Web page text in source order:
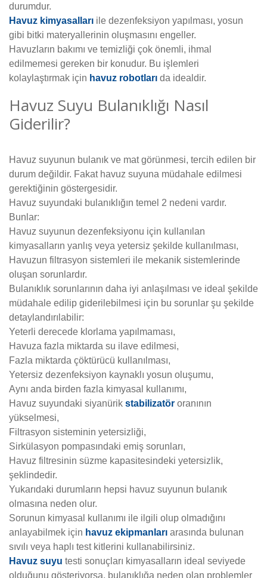
durumdur.
Havuz kimyasalları ile dezenfeksiyon yapılması, yosun
gibi bitki materyallerinin oluşmasını engeller.
Havuzların bakımı ve temizliği çok önemli, ihmal
edilmemesi gereken bir konudur. Bu işlemleri
kolaylaştırmak için havuz robotları da idealdir.
Havuz Suyu Bulanıklığı Nasıl
Giderilir?
Havuz suyunun bulanık ve mat görünmesi, tercih edilen bir
durum değildir. Fakat havuz suyuna müdahale edilmesi
gerektiğinin göstergesidir.
Havuz suyundaki bulanıklığın temel 2 nedeni vardır.
Bunlar:
Havuz suyunun dezenfeksiyonu için kullanılan
kimyasalların yanlış veya yetersiz şekilde kullanılması,
Havuzun filtrasyon sistemleri ile mekanik sistemlerinde
oluşan sorunlardır.
Bulanıklık sorunlarının daha iyi anlaşılması ve ideal şekilde
müdahale edilip giderilebilmesi için bu sorunlar şu şekilde
detaylandırılabilir:
Yeterli derecede klorlama yapılmaması,
Havuza fazla miktarda su ilave edilmesi,
Fazla miktarda çöktürücü kullanılması,
Yetersiz dezenfeksiyon kaynaklı yosun oluşumu,
Aynı anda birden fazla kimyasal kullanımı,
Havuz suyundaki siyanürik stabilizatör oranının
yükselmesi,
Filtrasyon sisteminin yetersizliği,
Sirkülasyon pompasındaki emiş sorunları,
Havuz filtresinin süzme kapasitesindeki yetersizlik,
şeklindedir.
Yukarıdaki durumların hepsi havuz suyunun bulanık
olmasına neden olur.
Sorunun kimyasal kullanımı ile ilgili olup olmadığını
anlayabilmek için havuz ekipmanları arasında bulunan
sıvılı veya haplı test kitlerini kullanabilirsiniz.
Havuz suyu testi sonuçları kimyasalların ideal seviyede
olduğunu gösteriyorsa, bulanıklığa neden olan problemler